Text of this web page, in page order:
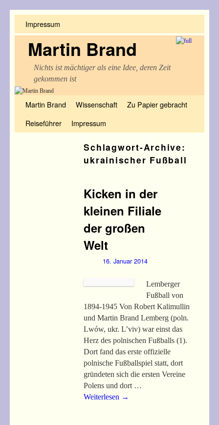
Impressum
Martin Brand
Nichts ist mächtiger als eine Idee, deren Zeit
gekommen ist
Martin Brand Wissenschaft
Zu Papier gebracht
Reiseführer
Impressum
Schlagwort-Archive:
ukrainischer Fußball
Kicken in der
kleinen Filiale
der großen
Welt
16. Januar 2014
Lemberger
Fußball von
1894-1945 Von Robert Kalimullin
und Martin Brand Lemberg (poln.
Lwów, ukr. L’viv) war einst das
Herz des polnischen Fußballs (1).
Dort fand das erste offizielle
polnische Fußballspiel statt, dort
gründeten sich die ersten Vereine
Polens und dort …
Weiterlesen →